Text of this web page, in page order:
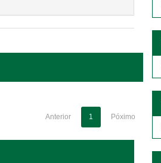
Anterior 1 Póximo